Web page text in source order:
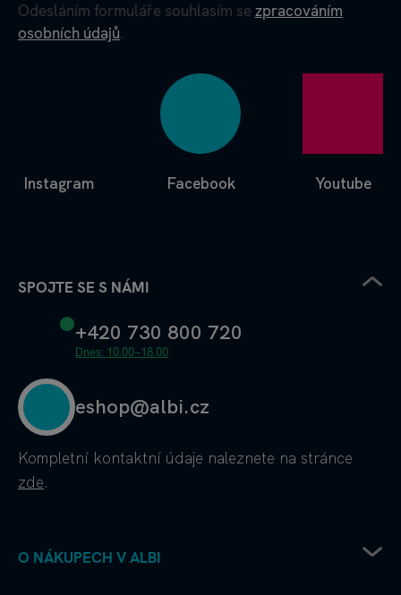
Odesláním formuláře souhlasím se zpracováním
osobních údajů.
Facebook
Instagram Youtube
SPOJTE SE S NÁMI
+420 730 800 720
Dnes: 10.00–18.00
eshop@albi.cz
Kompletní kontaktní údaje naleznete na stránce
zde.
O NÁKUPECH V ALBI